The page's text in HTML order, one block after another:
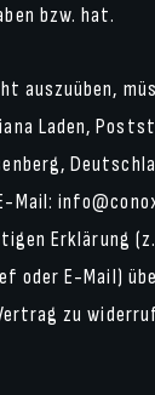
bzw. hat.
auszuüben,
Laden,
Mail:
Erklärung
oder E-Mail)
zu